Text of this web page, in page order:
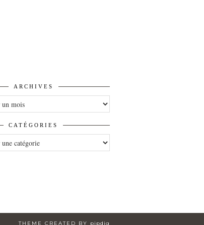
ARCHIVES
CATÉGORIES
THEME CREATED BY pipdig